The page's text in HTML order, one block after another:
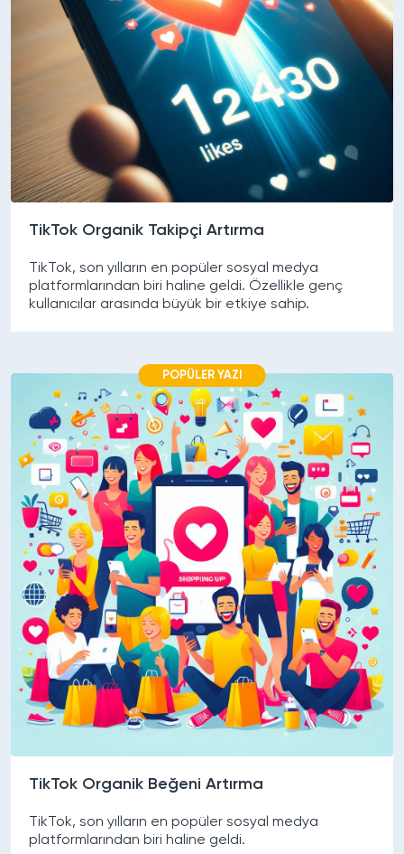
TikTok Organik Takipçi Artırma
TikTok, son yılların en popüler sosyal medya
platformlarından biri haline geldi. Özellikle genç
kullanıcılar arasında büyük bir etkiye sahip.
POPÜLER YAZI
TikTok Organik Beğeni Artırma
TikTok, son yılların en popüler sosyal medya
platformlarından biri haline geldi.